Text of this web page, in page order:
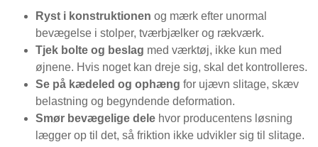
Ryst i konstruktionen og mærk efter unormal
bevægelse i stolper, tværbjælker og rækværk.
Tjek bolte og beslag med værktøj, ikke kun med
øjnene. Hvis noget kan dreje sig, skal det kontrolleres.
Se på kædeled og ophæng for ujævn slitage, skæv
belastning og begyndende deformation.
Smør bevægelige dele hvor producentens løsning
lægger op til det, så friktion ikke udvikler sig til slitage.